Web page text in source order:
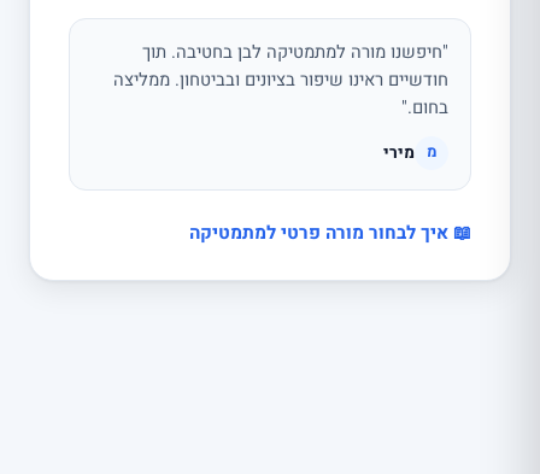
"חיפשנו מורה למתמטיקה לבן בחטיבה. תוך
חודשיים ראינו שיפור בציונים ובביטחון. ממליצה
בחום."
מ מירי
📖 איך לבחור מורה פרטי למתמטיקה